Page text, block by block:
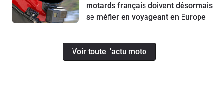
motards français doivent désormais
se méfier en voyageant en Europe
Voir toute l'actu moto